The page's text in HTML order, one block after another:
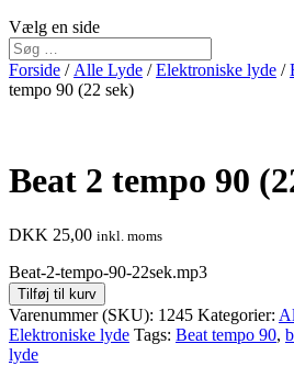
Vælg en side
Forside / Alle Lyde /Elektroniske lyde /
tempo 90 (22 sek)
Beat 2 tempo 90
DKK 25,00 inkl. moms
Beat-2-tempo-90-22sek.mp3
Tilføj til kurv
Varenummer (SKU): 1245 Kategorier:
Elektroniske lyde Tags: Beat tempo 90,
lyde